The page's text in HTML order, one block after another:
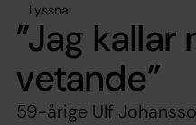
Lyssna
”Jag kallar
vetande”
59-årige Ulf